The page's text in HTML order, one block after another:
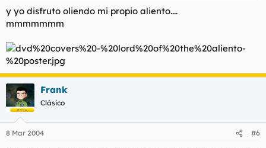
y yo disfruto oliendo mi propio aliento....
mmmmmmm
Frank
Clásico
8 Mar 2004 #6